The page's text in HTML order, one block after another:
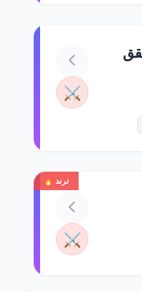
⚔️
ترند 🔥
⚔️